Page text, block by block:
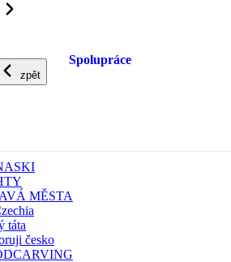
zpět
Spolupráce
MĚSTA
táta
česko